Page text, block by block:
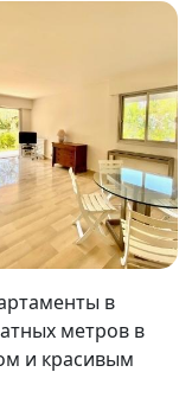
в
метров в
и красивым